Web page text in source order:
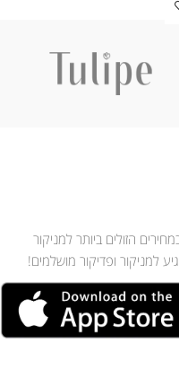
הזולים ביותר למניקור
למניקור ופדיקור מושלמים!